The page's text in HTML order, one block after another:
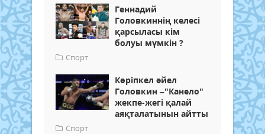
Геннадий
Головкиннің келесі
қарсыласы кім
болуы мүмкін ?
Спорт
Көріпкел әйел
Головкин –"Канело"
жекпе-жегі қалай
аяқталатынын айтты
Спорт